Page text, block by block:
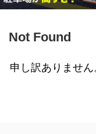
Not Found
申し訳ありませ